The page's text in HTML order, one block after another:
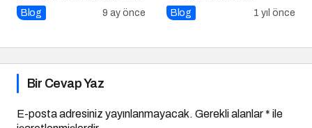
Blog Yönetimi için 10
Blog 9 ay önce
Hazırlanır?
Blog 1 yıl önce
Bir Cevap Yaz
E-posta adresiniz yayınlanmayacak. Gerekli alanlar* ile